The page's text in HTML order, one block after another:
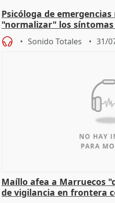
Psicóloga de
"normalizar" los
Sonido Totales 31/
Maíllo afea a Marruecos
de vigilancia en frontera